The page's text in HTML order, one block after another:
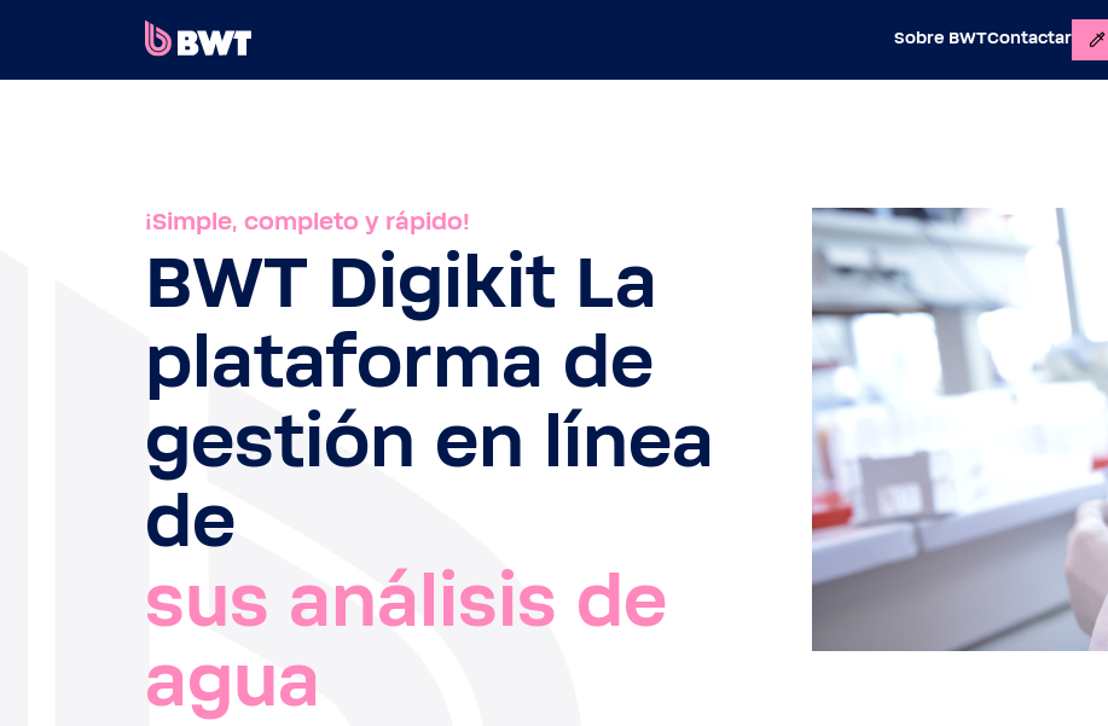
Sobre BWTContactar
REGISTRAR UN KIT SIN CUENTA
¡Simple, completo y rápido!
BWT Digikit La
plataforma de
gestión en línea
de
sus análisis de
agua